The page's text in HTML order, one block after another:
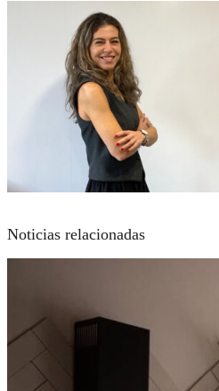
Noticias relacionadas